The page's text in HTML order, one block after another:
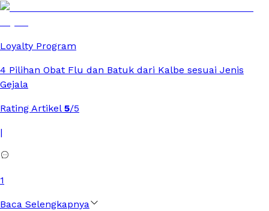
Loyalty Program
4 Pilihan Obat Flu dan Batuk dari Kalbe sesuai Jenis
Gejala
Rating Artikel 5/5
|
1
Baca Selengkapnya